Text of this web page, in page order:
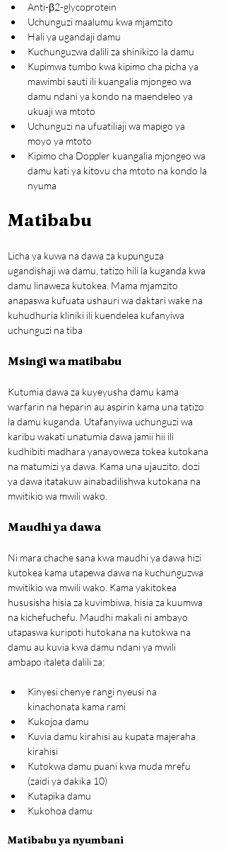
Anti-β2-glycoprotein
Uchunguzi maalumu kwa mjamzito
Hali ya ugandaji damu
Kuchunguzwa dalili za shinikizo la damu
Kupimwa tumbo kwa kipimo cha picha ya
mawimbi sauti ili kuangalia mjongeo wa
damu ndani ya kondo na maendeleo ya
ukuaji wa mtoto
Uchunguzi na ufuatiliaji wa mapigo ya
moyo ya mtoto
Kipimo cha Doppler kuangalia mjongeo wa
damu kati ya kitovu cha mtoto na kondo la
nyuma
Matibabu
Licha ya kuwa na dawa za kupunguza
ugandishaji wa damu, tatizo hili la kuganda kwa
damu linaweza kutokea. Mama mjamzito
anapaswa kufuata ushauri wa daktari wake na
kuhudhuria kliniki ili kuendelea kufanyiwa
uchunguzi na tiba
Msingi wa matibabu
Kutumia dawa za kuyeyusha damu kama
warfarin na heparin au aspirin kama una tatizo
la damu kuganda. Utafanyiwa uchunguzi wa
karibu wakati unatumia dawa jamii hii ili
kudhibiti madhara yanayoweza tokea kutokana
na matumizi ya dawa. Kama una ujauzito, dozi
ya dawa itatakuw ainabadilishwa kutokana na
mwitikio wa mwili wako.
Maudhi ya dawa
Ni mara chache sana kwa maudhi ya dawa hizi
kutokea kama utapewa dawa na kuchunguzwa
mwitikio wa mwili wako. Kama yakitokea
hususisha hisia za kuvimbiwa, hisia za kuumwa
na kichefuchefu. Maudhi makali ni ambayo
utapaswa kuripoti hutokana na kutokwa na
damu au kuvia kwa damu ndani ya mwili
ambapo italeta dalili za;
Kinyesi chenye rangi nyeusi na
kinachonata kama rami
Kukojoa damu
Kuvia damu kirahisi au kupata majeraha
kirahisi
Kutokwa damu puani kwa muda mrefu
(zaidi ya dakika 10)
Kutapika damu
Kukohoa damu
Matibabu ya nyumbani